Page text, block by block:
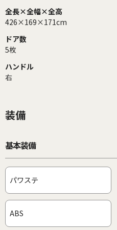
全長×全幅×全高
426×169×171cm
ドア数
5枚
ハンドル
右
装備
基本装備
パワステ
ABS